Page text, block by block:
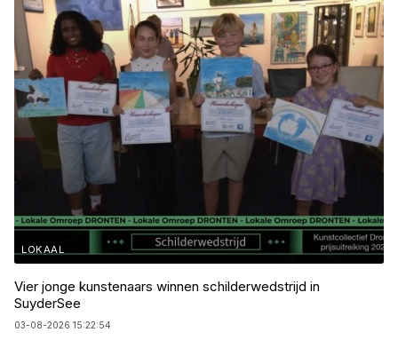
LOKAAL
Vier jonge kunstenaars winnen schilderwedstrijd in
SuyderSee
03-08-2026 15:22:54